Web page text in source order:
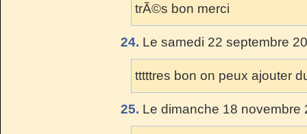
trÃ©s bon merci
24. Le samedi 22 septembre
tttttres bon on peux ajouter
25. Le dimanche 18